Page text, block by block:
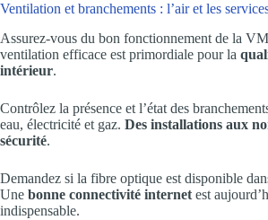
Ventilation et branchements : l’air et les
Assurez-vous du bon fonctionnement de la
ventilation efficace est primordiale pour la
intérieur.
Contrôlez la présence et l’état des
eau, électricité et gaz. Des installations aux
sécurité.
Demandez si la fibre optique est disponible
Une bonne connectivité internet est
indispensable.